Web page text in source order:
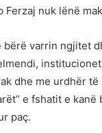
Ferzaj nuk lënë
varrin ngjitet
dhe me urdhër
e fshatit e
paç.